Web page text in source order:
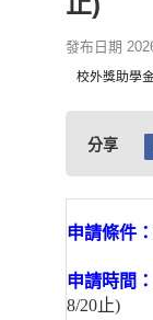
發布日期
校外獎助學
分享
申請條件：
申請時間：
8/20止)